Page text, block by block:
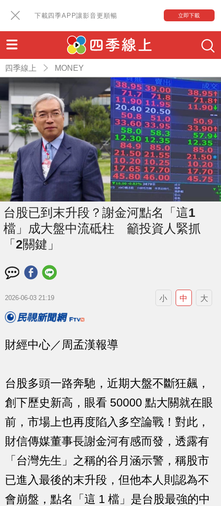
下載四季APP讓影音更順暢 立即下載
四季線上 MONEY
台股已到末升段？謝金河點名「這1
檔」成大盤中流砥柱 籲投資人緊抓
「2關鍵」
2026-06-03 21:19 小 中 大
財經中心／周孟漢報導
台股多頭一路奔馳，近期大盤不斷狂飆，
創下歷史新高，眼看 50000 點大關就在眼
前，市場上也再度陷入多空論戰！對此，
財信傳媒董事長謝金河有感而發，透露有
「台灣先生」之稱的谷月涵示警，稱股市
已進入最後的末升段，但他本人則認為不
會崩盤，點名「這 1 檔」是台股最強的中